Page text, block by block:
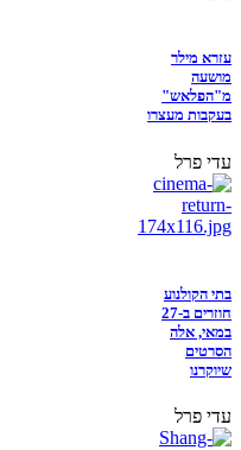
עזרא מילר
מושעה
מ"הפלאש"
בעקבות מעצרו
עדי פרל
בתי הקולנוע
חוזרים ב-27
במאי, אלה
הסרטים
שיוקרנו
עדי פרל